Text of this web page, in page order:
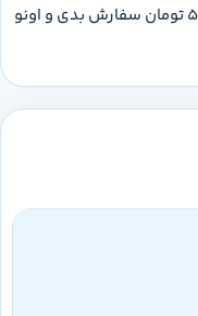
رو با تخفیف ویژه مدابوک با قیمت 544,000 تومان سفارش بدی و اونو